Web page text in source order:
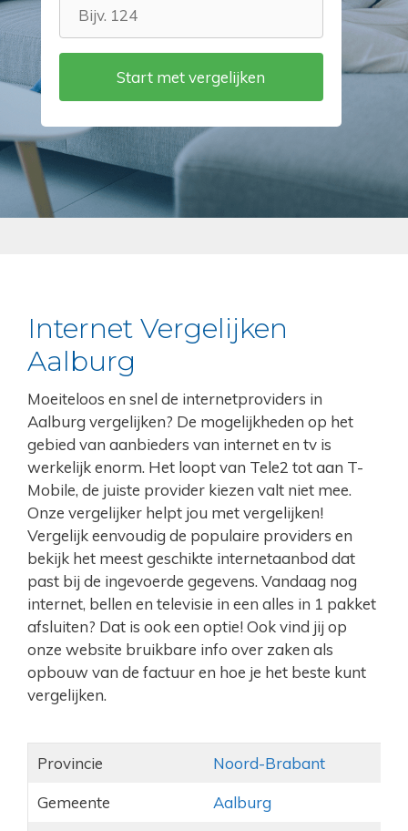
Internet Vergelijken
Aalburg
Moeiteloos en snel de internetproviders in
Aalburg vergelijken? De mogelijkheden op het
gebied van aanbieders van internet en tv is
werkelijk enorm. Het loopt van Tele2 tot aan T-
Mobile, de juiste provider kiezen valt niet mee.
Onze vergelijker helpt jou met vergelijken!
Vergelijk eenvoudig de populaire providers en
bekijk het meest geschikte internetaanbod dat
past bij de ingevoerde gegevens. Vandaag nog
internet, bellen en televisie in een alles in 1 pakket
afsluiten? Dat is ook een optie! Ook vind jij op
onze website bruikbare info over zaken als
opbouw van de factuur en hoe je het beste kunt
vergelijken.
Provincie Noord-Brabant
Gemeente Aalburg